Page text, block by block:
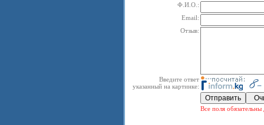
Ф.И.О.:
Email:
Отзыв:
Введите ответ
указанный на картинке:
Все поля обязательны